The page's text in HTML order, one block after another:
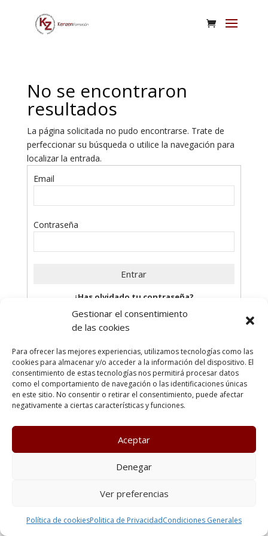
Gestionar el consentimiento
de las cookies
Para ofrecer las mejores experiencias, utilizamos tecnologías como las
cookies para almacenar y/o acceder a la información del dispositivo. El
consentimiento de estas tecnologías nos permitirá procesar datos
como el comportamiento de navegación o las identificaciones únicas
en este sitio. No consentir o retirar el consentimiento, puede afectar
negativamente a ciertas características y funciones.
Aceptar
Denegar
Ver preferencias
Política de cookiesPolitica de PrivacidadCondiciones Generales
No se encontraron
resultados
La página solicitada no pudo encontrarse. Trate de
perfeccionar su búsqueda o utilice la navegación para
localizar la entrada.
Email
Contraseña
¿Has olvidado tu contraseña?
Poltica de Privacidad
Política de cookies
Condiciones generales
Terminos y condiciones de uso
Política de cookies (UE)
Todos los derechos reservados Kenzen Formación